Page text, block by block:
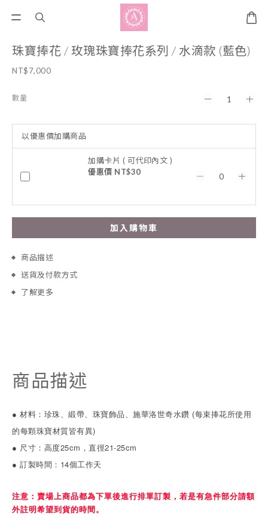
珠寶捧花 / 玫瑰珠寶捧花系列 / 水滴款 (藍色)
NT$7,000
數量
以優惠價加購商品
加購卡片 ( 可代印內文 )
優惠價 NT$30
加入購物車
商品描述
送貨及付款方式
了解更多
商品描述
● 材料：珍珠、緞帶、珠寶飾品、施華洛世奇水鑽 (每束捧花所使用
的每顆珠寶材質皆有異)
● 尺寸：高度25cm，直徑21-25cm
● 訂製時間：14個工作天
注意：賣場上商品都為下單後進行排單訂製，若是有急件部分請額
外註明希望到貨的時間。